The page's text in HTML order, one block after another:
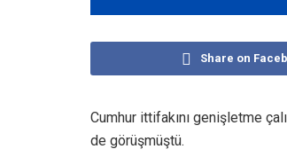
Share on
Cumhur ittifakını genişletme
de görüşmüştü.